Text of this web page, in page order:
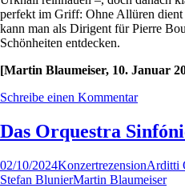
perfekt im Griff: Ohne Allüren dient
kann man als Dirigent für Pierre
Schönheiten entdecken.
[Martin Blaumeiser, 10. Januar
Schreibe einen Kommentar
Das Orquestra
02/10/2024KonzertrezensionArditti
Stefan BlunierMartin Blaumeiser